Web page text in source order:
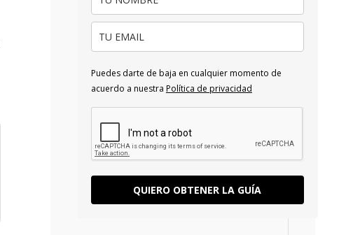
Puedes darte de baja en cualquier momento de
acuerdo a nuestra Política de privacidad
QUIERO OBTENER LA GUÍA